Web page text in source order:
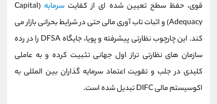
قوی، حفظ سطح تعیین ‌شده ‌ای از کفایت سرمایه (Capital
Adequacy) و اثبات تاب ‌آوری مالی حتی در شرایط بحرانی بازار می
‌کند. این چارچوب نظارتی پیشرفته و پویا، جایگاه DFSA را در رده
سازمان ‌های نظارتی تراز اول جهانی تثبیت کرده و به عاملی
کلیدی در جلب و تقویت اعتماد سرمایه ‌گذاران بین ‌المللی به
اکوسیستم مالی DIFC تبدیل شده است.